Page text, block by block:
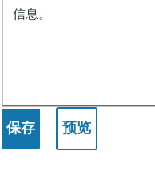
插信息。